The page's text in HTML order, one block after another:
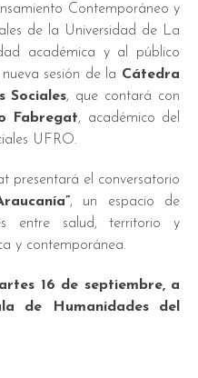
Contemporáneo y
de la Universidad de La
académica y al público
sesión de la Cátedra
Sociales, que contará con
Fabregat, académico del
UFRO.
presentará el conversatorio
, un espacio de
entre salud, territorio y
y contemporánea.
16 de septiembre, a
de Humanidades del